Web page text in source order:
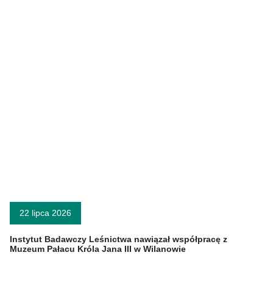
22 lipca 2026
Instytut Badawczy Leśnictwa nawiązał współpracę z
Muzeum Pałacu Króla Jana III w Wilanowie